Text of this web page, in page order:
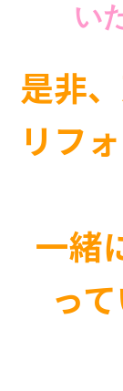
い
是非
リフ
一緒
っ